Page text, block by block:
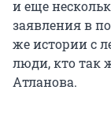
и еще
заявления в
же истории с
люди, кто так
Атланова.